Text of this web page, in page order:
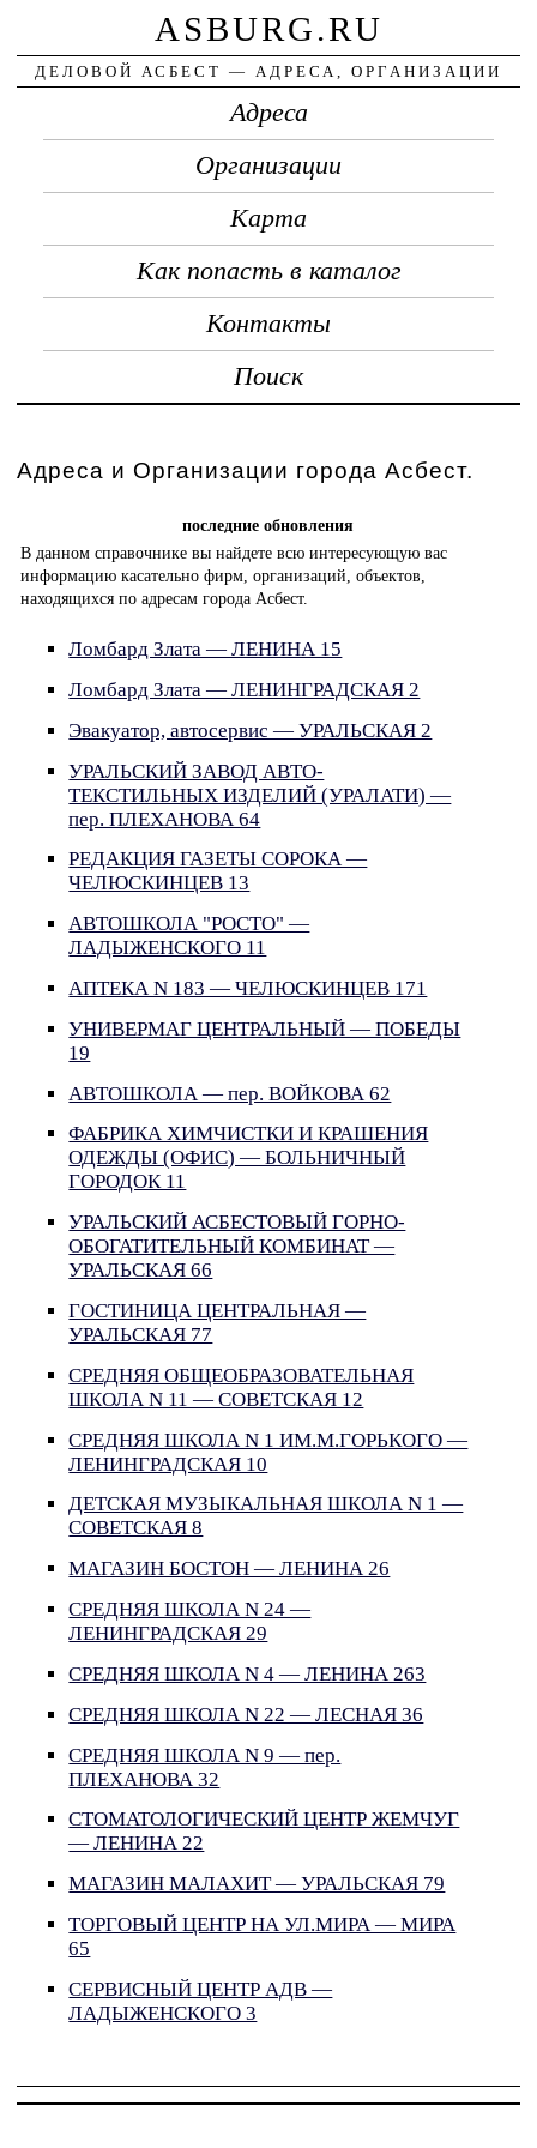
ASBURG.RU
ДЕЛОВОЙ АСБЕСТ — АДРЕСА, ОРГАНИЗАЦИИ
Адреса
Организации
Карта
Как попасть в каталог
Контакты
Поиск
Адреса и Организации города Асбест.
последние обновления
В данном справочнике вы найдете всю интересующую вас
информацию касательно фирм, организаций, объектов,
находящихся по адресам города Асбест.
Ломбард Злата — ЛЕНИНА 15
Ломбард Злата — ЛЕНИНГРАДСКАЯ 2
Эвакуатор, автосервис — УРАЛЬСКАЯ 2
УРАЛЬСКИЙ ЗАВОД АВТО-
ТЕКСТИЛЬНЫХ ИЗДЕЛИЙ (УРАЛАТИ) —
пер. ПЛЕХАНОВА 64
РЕДАКЦИЯ ГАЗЕТЫ СОРОКА —
ЧЕЛЮСКИНЦЕВ 13
АВТОШКОЛА "РОСТО" —
ЛАДЫЖЕНСКОГО 11
АПТЕКА N 183 — ЧЕЛЮСКИНЦЕВ 171
УНИВЕРМАГ ЦЕНТРАЛЬНЫЙ — ПОБЕДЫ
19
АВТОШКОЛА — пер. ВОЙКОВА 62
ФАБРИКА ХИМЧИСТКИ И КРАШЕНИЯ
ОДЕЖДЫ (ОФИС) — БОЛЬНИЧНЫЙ
ГОРОДОК 11
УРАЛЬСКИЙ АСБЕСТОВЫЙ ГОРНО-
ОБОГАТИТЕЛЬНЫЙ КОМБИНАТ —
УРАЛЬСКАЯ 66
ГОСТИНИЦА ЦЕНТРАЛЬНАЯ —
УРАЛЬСКАЯ 77
СРЕДНЯЯ ОБЩЕОБРАЗОВАТЕЛЬНАЯ
ШКОЛА N 11 — СОВЕТСКАЯ 12
СРЕДНЯЯ ШКОЛА N 1 ИМ.М.ГОРЬКОГО —
ЛЕНИНГРАДСКАЯ 10
ДЕТСКАЯ МУЗЫКАЛЬНАЯ ШКОЛА N 1 —
СОВЕТСКАЯ 8
МАГАЗИН БОСТОН — ЛЕНИНА 26
СРЕДНЯЯ ШКОЛА N 24 —
ЛЕНИНГРАДСКАЯ 29
СРЕДНЯЯ ШКОЛА N 4 — ЛЕНИНА 263
СРЕДНЯЯ ШКОЛА N 22 — ЛЕСНАЯ 36
СРЕДНЯЯ ШКОЛА N 9 — пер.
ПЛЕХАНОВА 32
СТОМАТОЛОГИЧЕСКИЙ ЦЕНТР ЖЕМЧУГ
— ЛЕНИНА 22
МАГАЗИН МАЛАХИТ — УРАЛЬСКАЯ 79
ТОРГОВЫЙ ЦЕНТР НА УЛ.МИРА — МИРА
65
СЕРВИСНЫЙ ЦЕНТР АДВ —
ЛАДЫЖЕНСКОГО 3